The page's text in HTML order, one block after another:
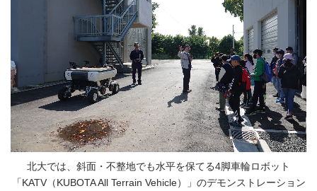
北大では、斜面・不整地でも水平を保てる4脚車輪ロボット
「KATV（KUBOTA All Terrain Vehicle）」のデモンストレーション